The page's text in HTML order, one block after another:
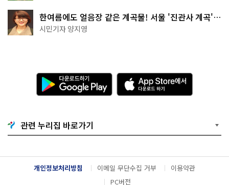
한여름에도 얼음장 같은 계곡물! 서울 '진관사 계곡'이
천국이네~
시민기자 양지영
다
운
로
기
G
o
g
l
e
A
p
p
e
서
다
운
관련 누리집 바로가기
개인정보처리방침 이메일 무단수집 거부
이용약관
PC버전